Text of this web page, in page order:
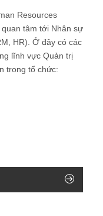
Resources
tâm tới Nhân sự
HR). Ở đây có các
lĩnh vực Quản trị
trong tổ chức: